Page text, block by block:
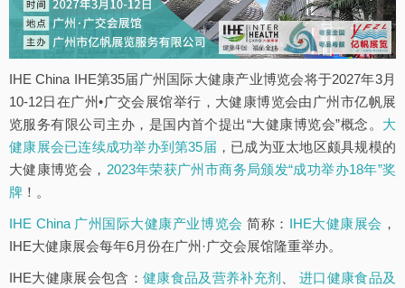
IHE China IHE第35届广州国际大健康产业博览会将于2027年3月
10-12日在广州•广交会展馆举行，大健康博览会由广州市亿帆展
览服务有限公司主办，是国内首个提出“大健康博览会”概念。 大
健康展会已连续成功举办到第35届 ，已成为亚太地区颇具规模的
大健康博览会， 2023年荣获广州市商务局颁发“成功举办18年”奖
牌 ！。
IHE China 广州国际大健康产业博览会 简称： IHE大健康展会 ，
IHE大健康展会每年6月份在广州·广交会展馆隆重举办。
IHE大健康展会包含： 健康食品及营养补充剂 、进口健康食品及